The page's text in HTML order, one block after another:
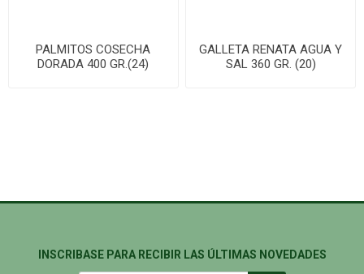
PALMITOS COSECHA
DORADA 400 GR.(24)
GALLETA RENATA AGUA Y
SAL 360 GR. (20)
INSCRIBASE PARA RECIBIR LAS ÚLTIMAS NOVEDADES